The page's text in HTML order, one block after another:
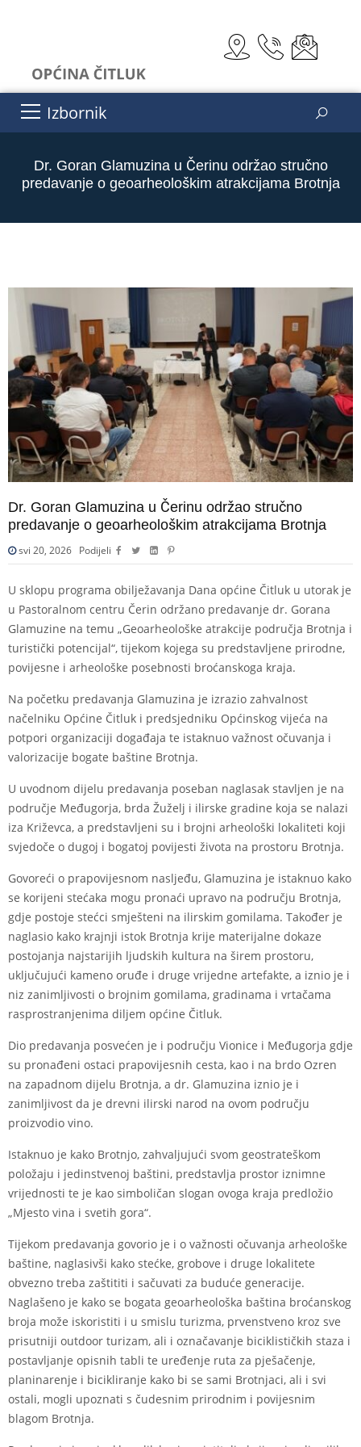
Izbornik
Dr. Goran Glamuzina u Čerinu održao stručno
predavanje o geoarheološkim atrakcijama Brotnja
Dr. Goran Glamuzina u Čerinu održao stručno
predavanje o geoarheološkim atrakcijama Brotnja
svi 20, 2026 Podijeli
U sklopu programa obilježavanja Dana općine Čitluk u utorak je
u Pastoralnom centru Čerin održano predavanje dr. Gorana
Glamuzine na temu „Geoarheološke atrakcije područja Brotnja i
turistički potencijal“, tijekom kojega su predstavljene prirodne,
povijesne i arheološke posebnosti broćanskoga kraja.
Na početku predavanja Glamuzina je izrazio zahvalnost
načelniku Općine Čitluk i predsjedniku Općinskog vijeća na
potpori organizaciji događaja te istaknuo važnost očuvanja i
valorizacije bogate baštine Brotnja.
U uvodnom dijelu predavanja poseban naglasak stavljen je na
područje Međugorja, brda Žuželj i ilirske gradine koja se nalazi
iza Križevca, a predstavljeni su i brojni arheološki lokaliteti koji
svjedoče o dugoj i bogatoj povijesti života na prostoru Brotnja.
Govoreći o prapovijesnom nasljeđu, Glamuzina je istaknuo kako
se korijeni stećaka mogu pronaći upravo na području Brotnja,
gdje postoje stećci smješteni na ilirskim gomilama. Također je
naglasio kako krajnji istok Brotnja krije materijalne dokaze
postojanja najstarijih ljudskih kultura na širem prostoru,
uključujući kameno oruđe i druge vrijedne artefakte, a iznio je i
niz zanimljivosti o brojnim gomilama, gradinama i vrtačama
rasprostranjenima diljem općine Čitluk.
Dio predavanja posvećen je i području Vionice i Međugorja gdje
su pronađeni ostaci prapovijesnih cesta, kao i na brdo Ozren
na zapadnom dijelu Brotnja, a dr. Glamuzina iznio je i
zanimljivost da je drevni ilirski narod na ovom području
proizvodio vino.
Istaknuo je kako Brotnjo, zahvaljujući svom geostrateškom
položaju i jedinstvenoj baštini, predstavlja prostor iznimne
vrijednosti te je kao simboličan slogan ovoga kraja predložio
„Mjesto vina i svetih gora“.
Tijekom predavanja govorio je i o važnosti očuvanja arheološke
baštine, naglasivši kako stećke, grobove i druge lokalitete
obvezno treba zaštititi i sačuvati za buduće generacije.
Naglašeno je kako se bogata geoarheološka baština broćanskog
broja može iskoristiti i u smislu turizma, prvenstveno kroz sve
prisutniji outdoor turizam, ali i označavanje biciklističkih staza i
postavljanje opisnih tabli te uređenje ruta za pješačenje,
planinarenje i bicikliranje kako bi se sami Brotnjaci, ali i svi
ostali, mogli upoznati s čudesnim prirodnim i povijesnim
blagom Brotnja.